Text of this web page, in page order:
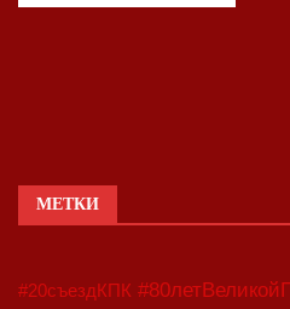
МЕТКИ
#20съездКПК